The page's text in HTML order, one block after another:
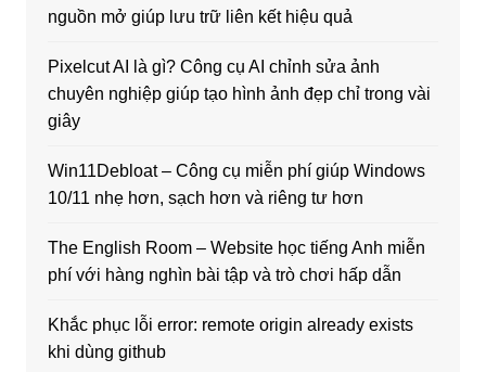
nguồn mở giúp lưu trữ liên kết hiệu quả
Pixelcut AI là gì? Công cụ AI chỉnh sửa ảnh
chuyên nghiệp giúp tạo hình ảnh đẹp chỉ trong vài
giây
Win11Debloat – Công cụ miễn phí giúp Windows
10/11 nhẹ hơn, sạch hơn và riêng tư hơn
The English Room – Website học tiếng Anh miễn
phí với hàng nghìn bài tập và trò chơi hấp dẫn
Khắc phục lỗi error: remote origin already exists
khi dùng github